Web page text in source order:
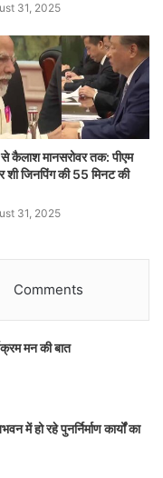
31, 2025
कैलाश मानसरोवर तक: पीएम
शी जिनपिंग की 55 मिनट की
31, 2025
Comments
मन की बात
में हो रहे पुनर्निर्माण कार्यों का